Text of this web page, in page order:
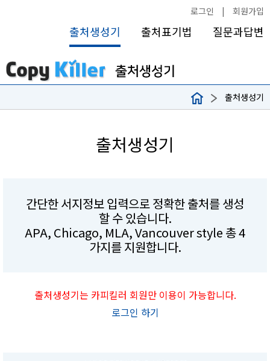
로그인 | 회원가입
출처생성기 출처표기법 질문과답변
출처생성기
출처생성기
간단한 서지정보 입력으로 정확한 출처를 생성
할 수 있습니다.
APA, Chicago, MLA, Vancouver style 총 4
가지를 지원합니다.
출처생성기는 카피킬러 회원만 이용이 가능합니다.
로그인 하기